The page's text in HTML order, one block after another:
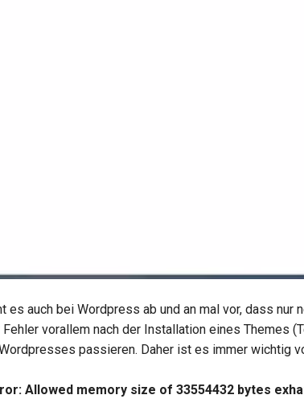
es auch bei Wordpress ab und an mal vor, dass
vorallem nach der Installation eines Themes
passieren. Daher ist es immer wichtig
Allowed memory size of 33554432 bytes